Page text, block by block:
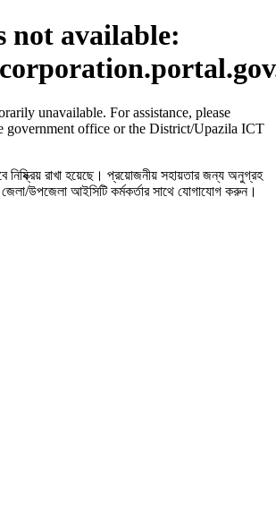
not available:
unavailable. For assistance, please
government office or the District/Upazila ICT
নিষ্ক্রিয় রাখা হয়েছে। প্রয়োজনীয় সহায়তার জন্য অনুগ্রহ
উপজেলা আইসিটি কর্মকর্তার সাথে যোগাযোগ করুন।